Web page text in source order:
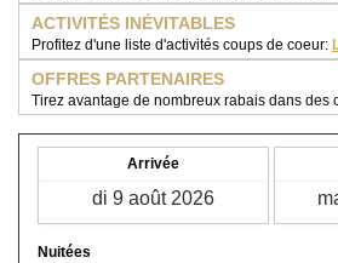
ACTIVITÉS INÉVITABLES
Profitez d'une liste d'activités coups de coeur:
OFFRES PARTENAIRES
Tirez avantage de nombreux rabais dans des
Arrivée
Nuitées